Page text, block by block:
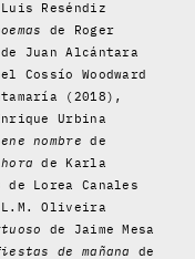
Reséndiz
de Roger
de Juan Alcántara
Cossío Woodward
(2018),
Urbina
nombre de
de Karla
de Lorea Canales
Oliveira
de Jaime Mesa
de mañana
de